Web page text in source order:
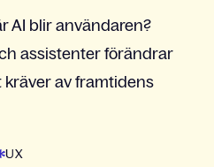
AI blir användaren?
assistenter förändrar
av framtidens
UX